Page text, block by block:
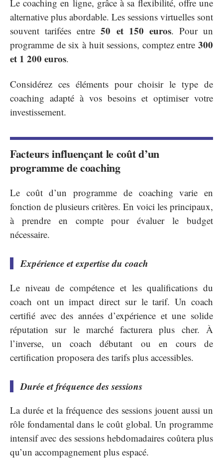
Le coaching en ligne, grâce à sa flexibilité, offre une
alternative plus abordable. Les sessions virtuelles sont
souvent tarifées entre50 et 150 euros. Pour un
programme de six à huit sessions, comptez entre 300
et 1 200 euros.
Considérez ces éléments pour choisir le type de
coaching adapté à vos besoins et optimiser votre
investissement.
Facteurs influençant le coût d’un
programme de coaching
Le coût d’un programme de coaching varie en
fonction de plusieurs critères. En voici les principaux,
à prendre en compte pour évaluer le budget
nécessaire.
Expérience et expertise du coach
Le niveau de compétence et les qualifications du
coach ont un impact direct sur le tarif. Un coach
certifié avec des années d’expérience et une solide
réputation sur le marché facturera plus cher. À
l’inverse, un coach débutant ou en cours de
certification proposera des tarifs plus accessibles.
Durée et fréquence des sessions
La durée et la fréquence des sessions jouent aussi un
rôle fondamental dans le coût global. Un programme
intensif avec des sessions hebdomadaires coûtera plus
qu’un accompagnement plus espacé.